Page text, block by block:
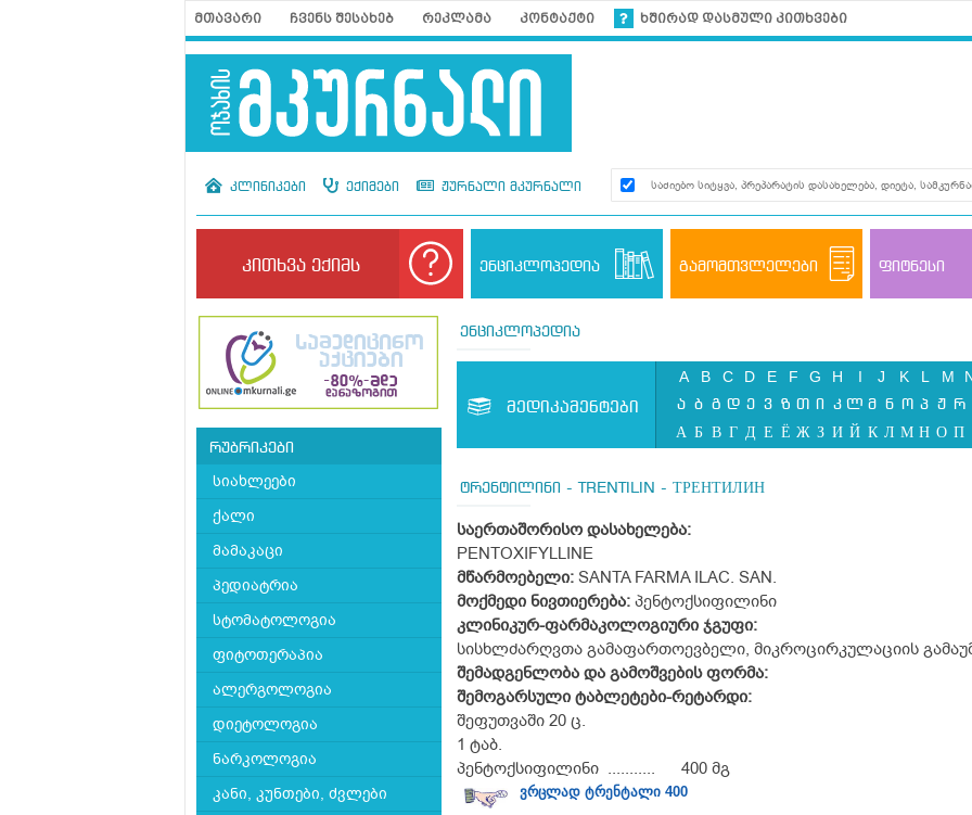
მთავარი ჩვენს შესახებ რეკლამა კონტაქტი ხშირად დასმული კითხვები
კლინიკები ექიმები ჟურნალი მკურნალი
კითხვა ექიმს ენციკლოპედია გამომთვლელები ფიტნესი
რუბრიკები
სიახლეები
ქალი
მამაკაცი
პედიატრია
სტომატოლოგია
ფიტოთერაპია
ალერგოლოგია
დიეტოლოგია
ნარკოლოგია
კანი, კუნთები, ძვლები
ენციკლოპედია
მედიკამენტები
A B C D E F G H I J K L M
ა ბ გ დ ე ვ ზ თ ი კ ლ მ ნ ო პ ჟ რ
А Б В Г Д Е Ё Ж З И Й К Л М Н О П
ტრენტილინი - TRENTILIN - ТРЕНТИЛИН
საერთაშორისო დასახელება:
PENTOXIFYLLINE
მწარმოებელი: SANTA FARMA ILAC. SAN.
მოქმედი ნივთიერება: პენტოქსიფილინი
კლინიკურ-ფარმაკოლოგიური ჯგუფი:
სისხლძარღვთა გამაფართოევბელი, მიკროცირკულაციის
შემადგენლობა და გამოშვების ფორმა:
შემოგარსული ტაბლეტები-რეტარდი:
შეფუთვაში 20 ც.
1 ტაბ.
პენტოქსიფილინი ........... 400 მგ
ვრცლად ტრენტალი 400